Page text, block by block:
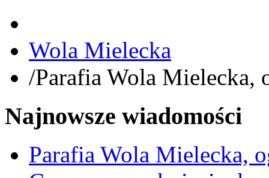
Wola Mielecka
/Parafia Wola Mielecka,
Najnowsze wiadomości
Parafia Wola Mielecka,